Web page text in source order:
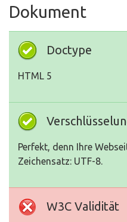
Dokument
Doctype
HTML 5
Perfekt, denn Ihre
Zeichensatz: UTF-8.
W3C Validität